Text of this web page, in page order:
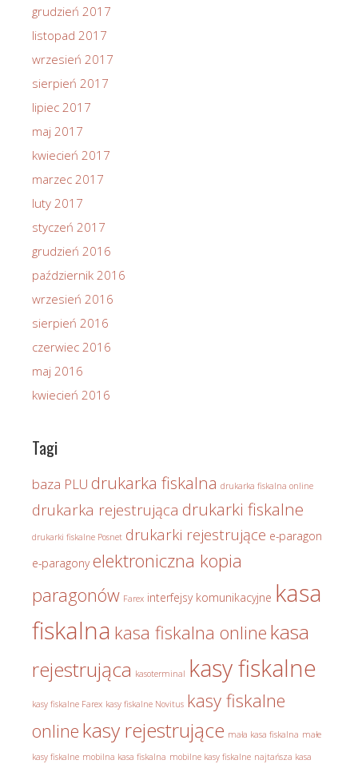
grudzień 2017
listopad 2017
wrzesień 2017
sierpień 2017
lipiec 2017
maj 2017
kwiecień 2017
marzec 2017
luty 2017
styczeń 2017
grudzień 2016
październik 2016
wrzesień 2016
sierpień 2016
czerwiec 2016
maj 2016
kwiecień 2016
Tagi
baza PLU drukarka fiskalna drukarka fiskalna online
drukarka rejestrująca drukarki fiskalne
drukarki fiskalne Posnet drukarki rejestrujące e-paragon
e-paragony elektroniczna kopia
paragonów Farex interfejsy komunikacyjne kasa
fiskalna kasa fiskalna online kasa
rejestrująca kasoterminal kasy fiskalne
kasy fiskalne Farex kasy fiskalne Novitus kasy fiskalne
online kasy rejestrujące mała kasa fiskalna małe
kasy fiskalne mobilna kasa fiskalna mobilne kasy fiskalne najtańsza kasa